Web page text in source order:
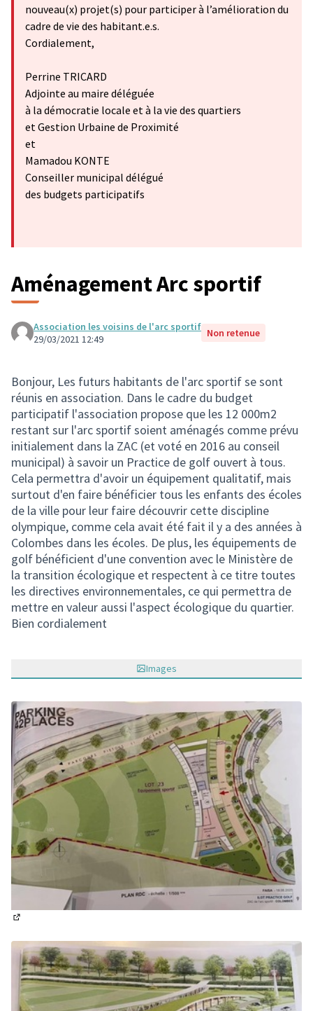
nouveau(x) projet(s) pour participer à l’amélioration du
cadre de vie des habitant.e.s.
Cordialement,
Perrine TRICARD
Adjointe au maire déléguée
à la démocratie locale et à la vie des quartiers
et Gestion Urbaine de Proximité
et
Mamadou KONTE
Conseiller municipal délégué
des budgets participatifs
Aménagement Arc sportif
Association les voisins de l'arc sportif
29/03/2021 12:49
Non retenue
Bonjour, Les futurs habitants de l'arc sportif se sont
réunis en association. Dans le cadre du budget
participatif l'association propose que les 12 000m2
restant sur l'arc sportif soient aménagés comme prévu
initialement dans la ZAC (et voté en 2016 au conseil
municipal) à savoir un Practice de golf ouvert à tous.
Cela permettra d'avoir un équipement qualitatif, mais
surtout d'en faire bénéficier tous les enfants des écoles
de la ville pour leur faire découvrir cette discipline
olympique, comme cela avait été fait il y a des années à
Colombes dans les écoles. De plus, les équipements de
golf bénéficient d'une convention avec le Ministère de
la transition écologique et respectent à ce titre toutes
les directives environnementales, ce qui permettra de
mettre en valeur aussi l'aspect écologique du quartier.
Bien cordialement
Images